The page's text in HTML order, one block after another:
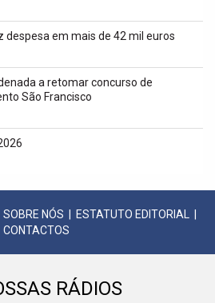
despesa em mais de 42 mil euros
a retomar concurso de
São Francisco
SOBRE NÓS ESTATUTO EDITORIAL
CONTACTOS
RÁDIOS